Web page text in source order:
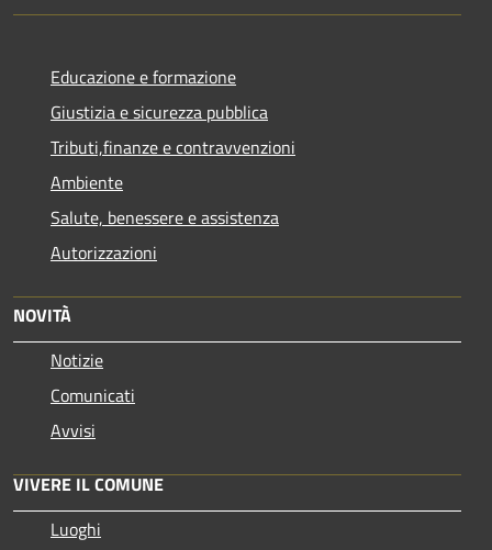
Educazione e formazione
Giustizia e sicurezza pubblica
Tributi,finanze e contravvenzioni
Ambiente
Salute, benessere e assistenza
Autorizzazioni
NOVITÀ
Notizie
Comunicati
Avvisi
VIVERE IL COMUNE
Luoghi